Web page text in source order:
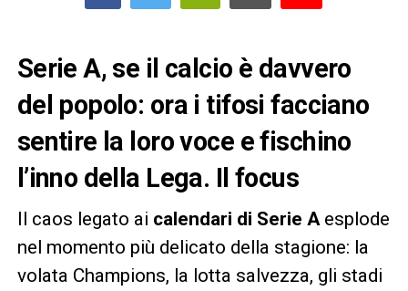
Serie A, se il calcio è davvero
del popolo: ora i tifosi facciano
sentire la loro voce e fischino
l’inno della Lega. Il focus
Il caos legato ai calendari di Serie Aesplode
nel momento più delicato della stagione: la
volata Champions, la lotta salvezza, gli stadi